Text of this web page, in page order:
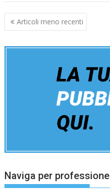
Navigazione
articoli
Articoli meno recenti
Naviga per professione